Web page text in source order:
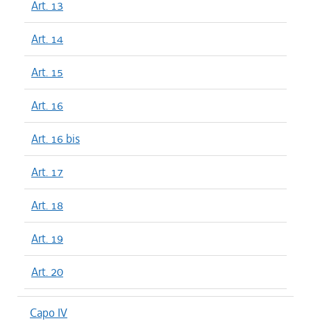
Art. 13
Art. 14
Art. 15
Art. 16
Art. 16 bis
Art. 17
Art. 18
Art. 19
Art. 20
Capo IV